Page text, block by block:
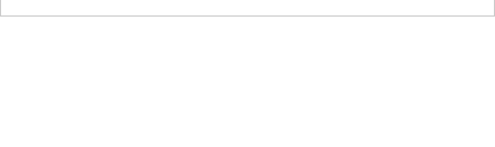
с 20 июля 1999 г.